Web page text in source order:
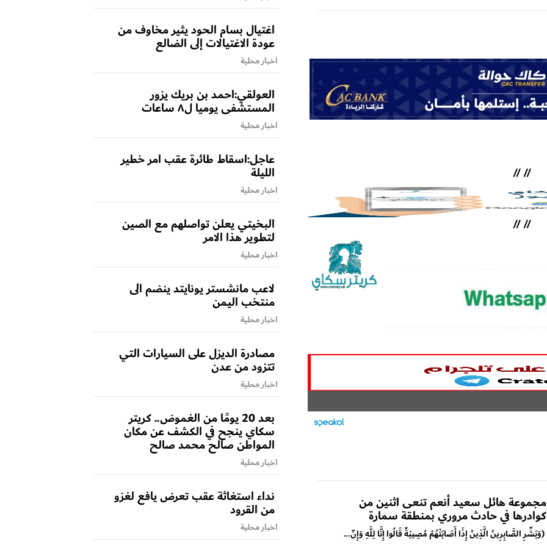
//
//
//
//
مجموعة هائل سعيد أنعم تنعى اثنين من
كوادرها في حادث مروري بمنطقة سمارة
(وَبَشِّرِ الصَّابِرِينَ الَّذِينَ إِذَا أَصَابَتْهُمْ مُصِيبَةٌ قَالُوا إِنَّا لِلَّهِ وَإِنّ...
اغتيال بسام الحود يثير مخاوف من
عودة الاغتيالات إلى الضالع
اخبار محلية
العولقي:احمد بن بريك يزور
المستشفى يوميا ل٨ ساعات
اخبار محلية
عاجل:اسقاط طائرة عقب امر خطير
الليلة
اخبار محلية
البخيتي يعلن تواصلهم مع الصين
لتطوير هذا الامر
اخبار محلية
لاعب مانشستر يونايتد ينضم الى
منتخب اليمن
اخبار محلية
مصادرة الديزل على السيارات التي
تتزود من عدن
اخبار محلية
بعد 20 يومًا من الغموض.. كريتر
سكاي ينجح في الكشف عن مكان
المواطن صالح محمد صالح
اخبار محلية
نداء استغاثة عقب تعرض يافع لغزو
من القرود
اخبار محلية